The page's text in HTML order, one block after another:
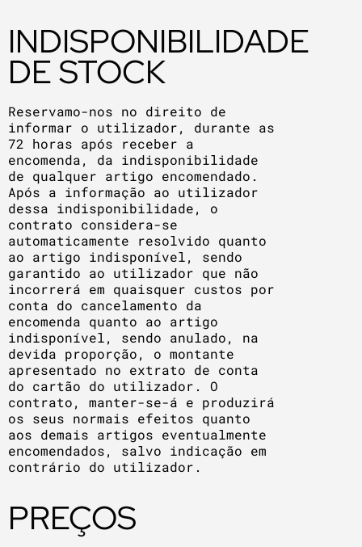
INDISPONIBILIDADE
DE STOCK
Reservamo-nos no direito de
informar o utilizador, durante as
72 horas após receber a
encomenda, da indisponibilidade
de qualquer artigo encomendado.
Após a informação ao utilizador
dessa indisponibilidade, o
contrato considera-se
automaticamente resolvido quanto
ao artigo indisponível, sendo
garantido ao utilizador que não
incorrerá em quaisquer custos por
conta do cancelamento da
encomenda quanto ao artigo
indisponível, sendo anulado, na
devida proporção, o montante
apresentado no extrato de conta
do cartão do utilizador. O
contrato, manter-se-á e produzirá
os seus normais efeitos quanto
aos demais artigos eventualmente
encomendados, salvo indicação em
contrário do utilizador.
PREÇOS